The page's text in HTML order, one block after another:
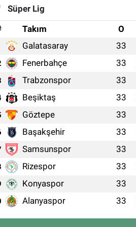
Süper Lig
Takım O
Galatasaray 33
Fenerbahçe 33
Trabzonspor 33
Beşiktaş 33
Göztepe 33
Başakşehir 33
Samsunspor 33
Rizespor 33
Konyaspor 33
Alanyaspor 33